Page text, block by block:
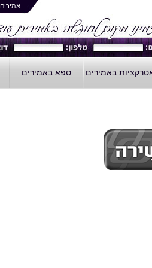
אמירים
באמירים ספא באמירים